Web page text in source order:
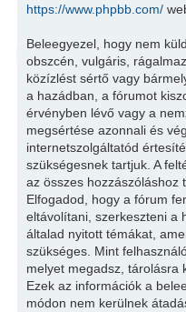
https://www.phpbb.com/
Beleegyezel, hogy nem
obszcén, vulgáris,
közízlést sértő vagy
a hazádban, a fórumot
érvényben lévő vagy a
megsértése azonnali és
internetszolgáltatód
szükségesnek tartjuk. A
az összes hozzászóláshoz
Elfogadod, hogy a fórum
eltávolítani, szerkeszteni a
általad nyitott témákat,
szükséges. Mint
melyet megadsz, tárolásra
Ezek az információk a
módon nem kerülnek